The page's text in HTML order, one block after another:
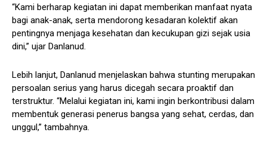
“Kami berharap kegiatan ini dapat memberikan manfaat nyata
bagi anak-anak, serta mendorong kesadaran kolektif akan
pentingnya menjaga kesehatan dan kecukupan gizi sejak usia
dini,” ujar Danlanud.
Lebih lanjut, Danlanud menjelaskan bahwa stunting merupakan
persoalan serius yang harus dicegah secara proaktif dan
terstruktur. “Melalui kegiatan ini, kami ingin berkontribusi dalam
membentuk generasi penerus bangsa yang sehat, cerdas, dan
unggul,” tambahnya.